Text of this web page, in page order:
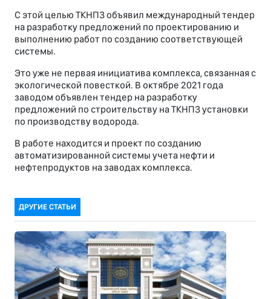
С этой целью ТКНПЗ объявил международный тендер
на разработку предложений по проектированию и
выполнению работ по созданию соответствующей
системы.
Это уже не первая инициатива комплекса, связанная с
экологической повесткой. В октябре 2021 года
заводом объявлен тендер на разработку
предложений по строительству на ТКНПЗ установки
по производству водорода.
В работе находится и проект по созданию
автоматизированной системы учета нефти и
нефтепродуктов на заводах комплекса.
ДРУГИЕ СТАТЬИ